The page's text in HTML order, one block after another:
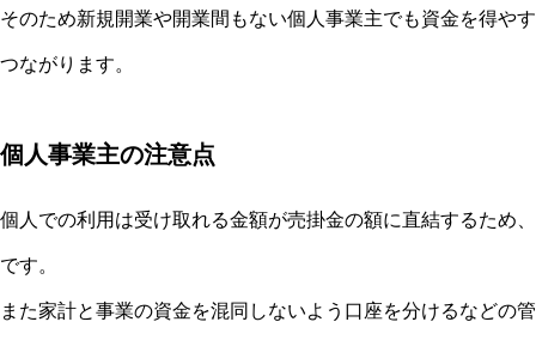
そのため新規開業や開業間もない個人事業主でも資金を得や
つながります。
個人事業主の注意点
個人での利用は受け取れる金額が売掛金の額に直結するため
です。
また家計と事業の資金を混同しないよう口座を分けるなどの